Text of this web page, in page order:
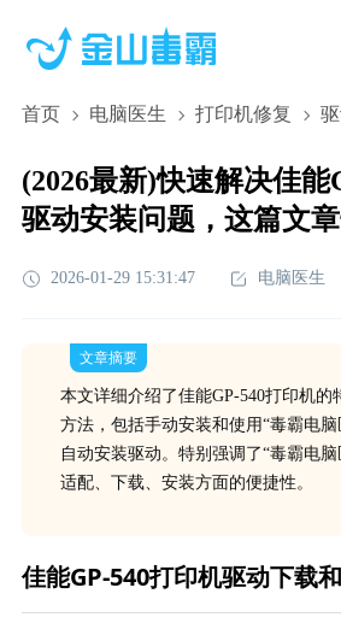
首页 电脑医生 打印机修复
(2026最新)快速解决佳能
驱动安装问题，这篇文
2026-01-29 15:31:47 电脑医生
文章摘要
本文详细介绍了佳能GP-540打印机的
方法，包括手动安装和使用“毒霸电
自动安装驱动。特别强调了“毒霸电
适配、下载、安装方面的便捷性。
佳能GP-540打印机驱动下载